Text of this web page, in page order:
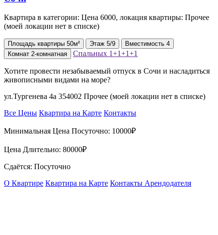
Квартира в категории: Цена 6000, локация квартиры: Прочее
(моей локации нет в списке)
Площадь квартиры 50м² Этаж 5/9 Вместимость 4
Комнат 2-комнатная Спальных 1+1+1+1
Хотите провести незабываемый отпуск в Сочи и насладиться
живописными видами на море?
ул.Тургенева 4а 354002 Прочее (моей локации нет в списке)
Все Цены Квартира на Карте Контакты
Минимальная Цена Посуточно: 10000₽
Цена Длительно: 80000₽
Сдаётся: Посуточно
О Квартире Квартира на Карте Контакты Арендодателя